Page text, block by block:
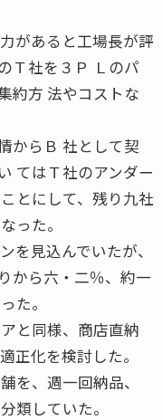
があると工場長が評
Ｔ社を３Ｐ Ｌのパ
約方 法やコストな
からＢ 社として契
てはＴ社のアンダー
とにして、残り九社
った。
を見込んでいたが、
から六・二％、約一
た。
と同様、商店直納
正化を検討した。
を、週一回納品、
類していた。